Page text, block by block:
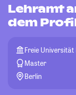
Lehramt
dem
Freie Universität
Master
Berlin